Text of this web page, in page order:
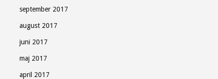
september 2017
august 2017
juni 2017
maj 2017
april 2017